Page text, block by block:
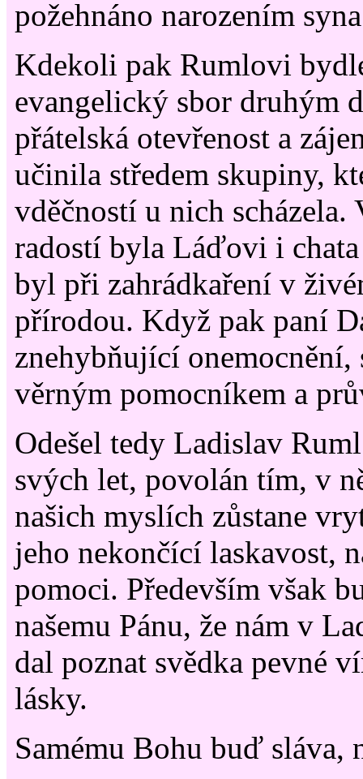
požehnáno narozením
Kdekoli pak Rumlovi
evangelický sbor druhým
přátelská otevřenost a
učinila středem skupiny,
vděčností u nich scházela.
radostí byla Láďovi i
byl při zahrádkaření v
přírodou. Když pak paní
znehybňující
věrným pomocníkem a
Odešel tedy Ladislav
svých let, povolán tím, v
našich myslích zůstane
jeho nekončící laskavost,
pomoci. Především však
našemu Pánu, že nám v
dal poznat svědka pevné
lásky.
Samému Bohu buď